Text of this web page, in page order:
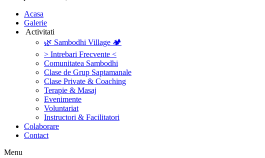
‎Acasa
Galerie
‎ ‎Activitati‎
🌿 Sambodhi Village 🏕️
> Intrebari Frecvente <
Comunitatea Sambodhi
Clase de Grup Saptamanale
Clase Private & Coaching
Terapie & Masaj
‎Evenimente
Voluntariat
‏‏‎Instructori & Facilitatori
Colaborare
Contact
Menu